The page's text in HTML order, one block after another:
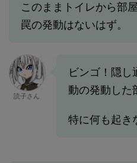
このままトイレから部
罠の発動はないはず。
読子さん
ビンゴ！隠
動の発動した
特に何も起き